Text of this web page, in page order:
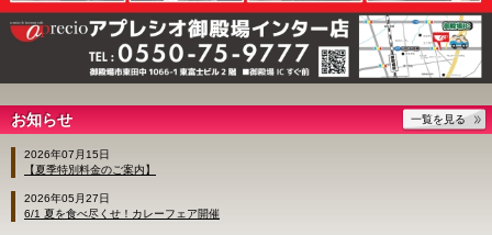
お知らせ 一覧を見る
2026年07月15日
【夏季特別料金のご案内】
2026年05月27日
6/1 夏を食べ尽くせ！カレーフェア開催